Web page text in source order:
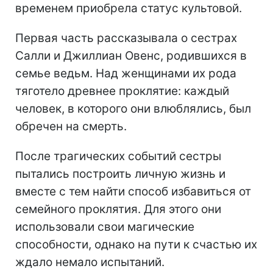
временем приобрела статус культовой.
Первая часть рассказывала о сестрах
Салли и Джиллиан Овенс, родившихся в
семье ведьм. Над женщинами их рода
тяготело древнее проклятие: каждый
человек, в которого они влюблялись, был
обречен на смерть.
После трагических событий сестры
пытались построить личную жизнь и
вместе с тем найти способ избавиться от
семейного проклятия. Для этого они
использовали свои магические
способности, однако на пути к счастью их
ждало немало испытаний.